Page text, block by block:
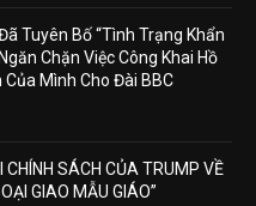
Tuyên Bố “Tình Trạng Khẩn
Chặn Việc Công Khai Hồ
Của Mình Cho Đài BBC
CHÍNH SÁCH CỦA TRUMP VỀ
GIAO MẪU GIÁO”